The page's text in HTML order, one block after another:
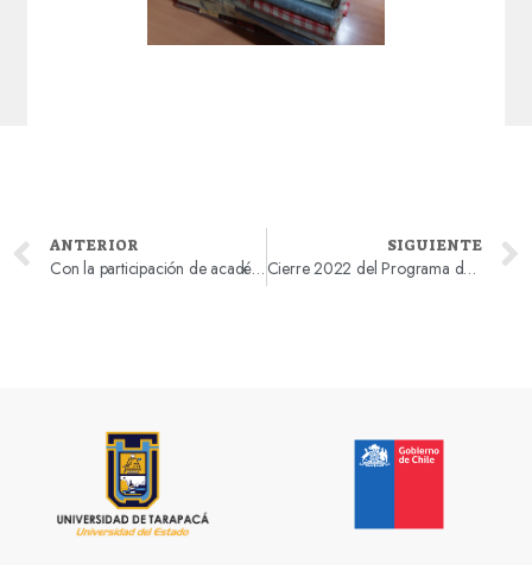
ANTERIOR
Con la participación de académicos, estudiantes de programas de pre-postgrado y dirigentes indígenas se realizó la conferencia del Etnohistoriador, Dr. Carlos Zanolli
SIGUIENTE
Cierre 2022 del Programa de Visitas de estudiantes a las dependencias del AHVD